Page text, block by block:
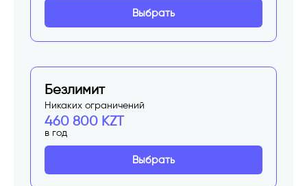
Выбрать
Безлимит
Никаких ограничений
460 800 KZT
в год
Выбрать